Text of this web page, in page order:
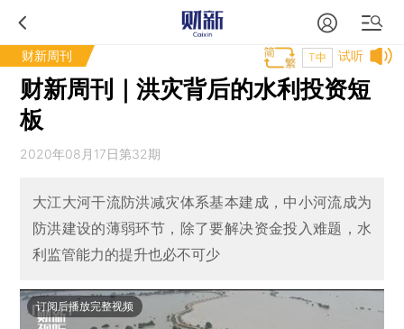
财新周刊 试听
T中
财新周刊｜洪灾背后的水利投资短
板
2020年08月17日第32期
大江大河干流防洪减灾体系基本建成，中小河流成为
防洪建设的薄弱环节，除了要解决资金投入难题，水
利监管能力的提升也必不可少
订阅后播放完整视频